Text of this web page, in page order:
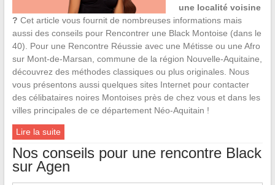
une localité voisine
? Cet article vous fournit de nombreuses informations mais
aussi des conseils pour Rencontrer une Black Montoise (dans le
40). Pour une Rencontre Réussie avec une Métisse ou une Afro
sur Mont-de-Marsan, commune de la région Nouvelle-Aquitaine,
découvrez des méthodes classiques ou plus originales. Nous
vous présentons aussi quelques sites Internet pour contacter
des célibataires noires Montoises près de chez vous et dans les
villes principales de ce département Néo-Aquitain !
Lire la suite
Nos conseils pour une rencontre Black
sur Agen